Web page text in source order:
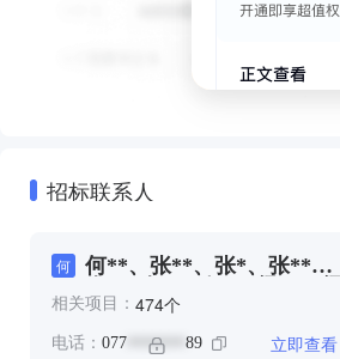
招标联系人
何
何**、张**、张*、张**、
*、陈*、陈**、陈*、韩*、
相关项目： 474个
电话： 077 ******* 89 立即查看